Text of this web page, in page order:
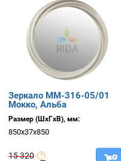
Зеркало ММ-316-05/01
Мокко, Альба
Размер (ШхГхВ), мм:
850х37х850
15 320